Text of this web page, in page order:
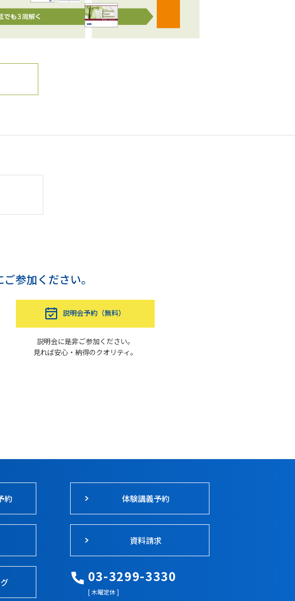
参加ください。
説明会予約（無料）
説明会に是非ご参加ください。
見れば安心・納得のクオリティ。
約 体験講義予約
資料請求
03-3299-3330
[ 木曜定休 ]